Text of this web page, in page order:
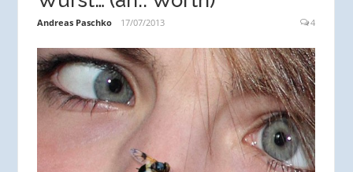
Andreas Paschko 17/07/2013 4